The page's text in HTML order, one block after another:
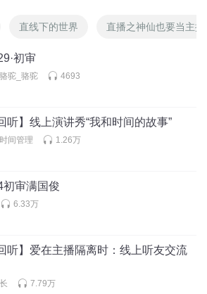
直线下的世界 直播之神仙也要当主播
初审
驼_骆驼 4693
听】线上演讲秀“我和时间的故事”
间管理 1.26万
初审满国俊
6.33万
听】爱在主播隔离时：线上听友交流
7.79万